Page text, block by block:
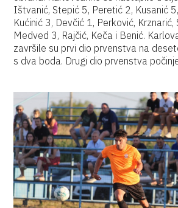
Ištvanić, Stepić 5, Peretić 2, Kusanić
Kućinić 3, Devčić 1, Perković, Krznarić,
Medved 3, Rajčić, Keča i Benić.
završile su prvi dio prvenstva na
s dva boda. Drugi dio prvenstva